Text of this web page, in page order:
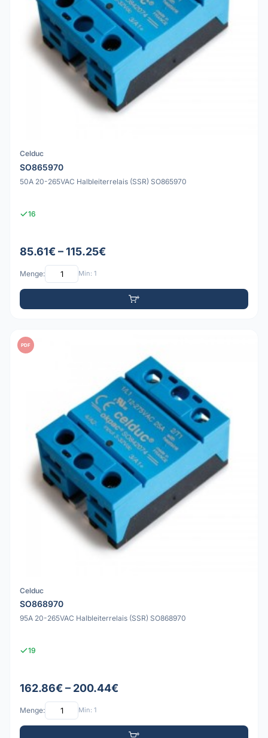
Celduc
SO865970
50A 20-265VAC Halbleiterrelais (SSR) SO865970
16
85.61€ – 115.25€
Menge: Min: 1
PDF
Celduc
SO868970
95A 20-265VAC Halbleiterrelais (SSR) SO868970
19
162.86€ – 200.44€
Menge: Min: 1